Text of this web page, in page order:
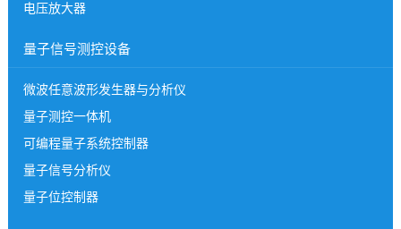
电压放大器
量子信号测控设备
微波任意波形发生器与分析仪
量子测控一体机
可编程量子系统控制器
量子信号分析仪
量子位控制器